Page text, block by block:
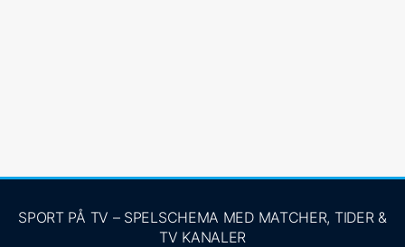
SPORT PÅ TV – SPELSCHEMA MED MATCHER, TIDER &
TV KANALER